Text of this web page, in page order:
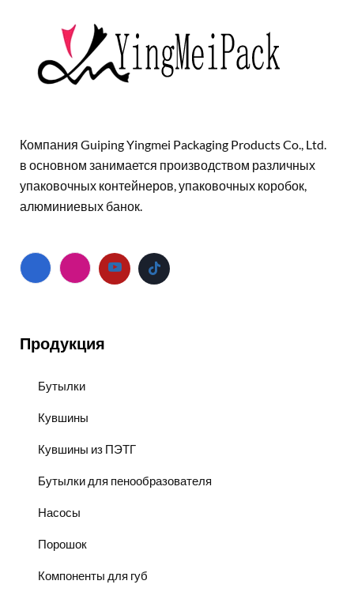
Компания Guiping Yingmei Packaging Products Co., Ltd.
в основном занимается производством различных
упаковочных контейнеров, упаковочных коробок,
алюминиевых банок.
Продукция
Бутылки
Кувшины
Кувшины из ПЭТГ
Бутылки для пенообразователя
Насосы
Порошок
Компоненты для губ